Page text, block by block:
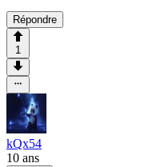
Répondre
1
kQx54
10 ans